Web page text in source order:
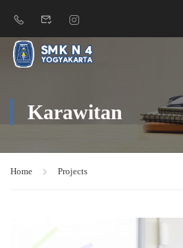
Karawitan
Home Projects